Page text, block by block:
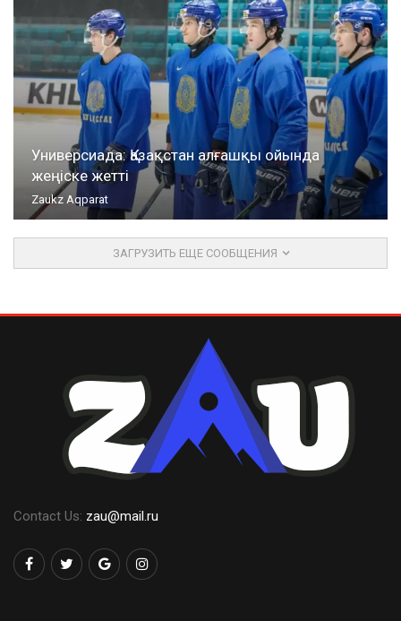
Универсиада: Қазақстан алғашқы ойында
жеңіске жетті
Zaukz Aqparat
ЗАГРУЗИТЬ ЕЩЕ СООБЩЕНИЯ
Contact Us: zau@mail.ru